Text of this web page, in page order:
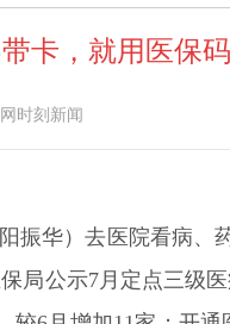
卡，就用医保
时刻新闻
振华）去医院看病
局公示7月定点三级